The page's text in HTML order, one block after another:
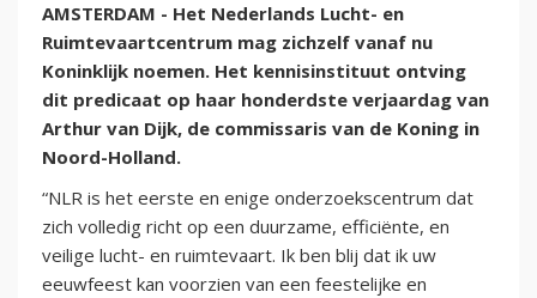
AMSTERDAM - Het Nederlands Lucht- en
Ruimtevaartcentrum mag zichzelf vanaf nu
Koninklijk noemen. Het kennisinstituut ontving
dit predicaat op haar honderdste verjaardag van
Arthur van Dijk, de commissaris van de Koning in
Noord-Holland.
“NLR is het eerste en enige onderzoekscentrum dat
zich volledig richt op een duurzame, efficiënte, en
veilige lucht- en ruimtevaart. Ik ben blij dat ik uw
eeuwfeest kan voorzien van een feestelijke en